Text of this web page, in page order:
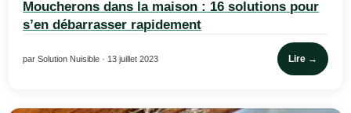
Moucherons dans la maison : 16 solutions pour
s’en débarrasser rapidement
par Solution Nuisible · 13 juillet 2023 Lire →